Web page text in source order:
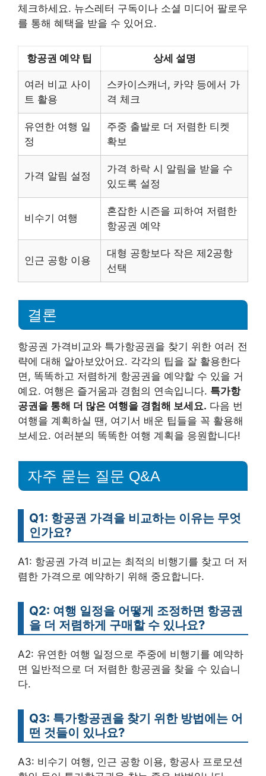
체크하세요. 뉴스레터 구독이나 소셜 미디어 팔로우
를 통해 혜택을 받을 수 있어요.
항공권 예약 팁 상세 설명
여러 비교 사이
트 활용
스카이스캐너, 카약 등에서 가
격 체크
유연한 여행 일
정
주중 출발로 더 저렴한 티켓
확보
가격 알림 설정
가격 하락 시 알림을 받을 수
있도록 설정
비수기 여행
혼잡한 시즌을 피하여 저렴한
항공권 예약
인근 공항 이용
대형 공항보다 작은 제2공항
선택
결론
항공권 가격비교와 특가항공권을 찾기 위한 여러 전
략에 대해 알아보았어요. 각각의 팁을 잘 활용한다
면, 똑똑하고 저렴하게 항공권을 예약할 수 있을 거
예요. 여행은 즐거움과 경험의 연속입니다. 특가항
공권을 통해 더 많은 여행을 경험해 보세요. 다음 번
여행을 계획하실 땐, 여기서 배운 팁들을 꼭 활용해
보세요. 여러분의 똑똑한 여행 계획을 응원합니다!
자주 묻는 질문 Q&A
Q1: 항공권 가격을 비교하는 이유는 무엇
인가요?
A1: 항공권 가격 비교는 최적의 비행기를 찾고 더 저
렴한 가격으로 예약하기 위해 중요합니다.
Q2: 여행 일정을 어떻게 조정하면 항공권
을 더 저렴하게 구매할 수 있나요?
A2: 유연한 여행 일정으로 주중에 비행기를 예약하
면 일반적으로 더 저렴한 항공권을 찾을 수 있습니
다.
Q3: 특가항공권을 찾기 위한 방법에는 어
떤 것들이 있나요?
A3: 비수기 여행, 인근 공항 이용, 항공사 프로모션